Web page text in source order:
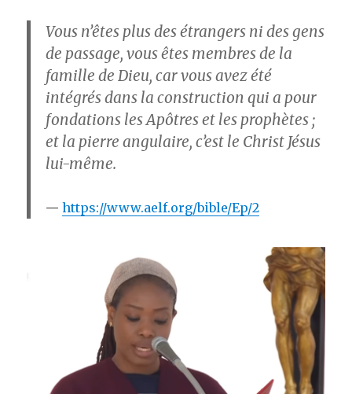
Vous n’êtes plus des étrangers ni des gens
de passage, vous êtes membres de la
famille de Dieu, car vous avez été
intégrés dans la construction qui a pour
fondations les Apôtres et les prophètes ;
et la pierre angulaire, c’est le Christ Jésus
lui-même.
https://www.aelf.org/bible/Ep/2